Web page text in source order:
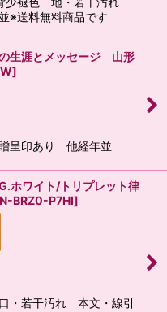
※送料無料商品です
生涯とメッセージ 山形
]
呈印あり 他経年並
ホワイト/トリプレット律
BRZ0-P7HI]
・若干汚れ 本文・線引